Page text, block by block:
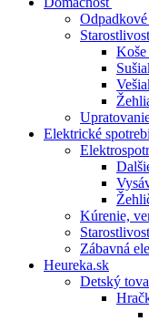
Koše
Elektrické
Kúrenie,
Zábavná
Heureka.sk
Detský